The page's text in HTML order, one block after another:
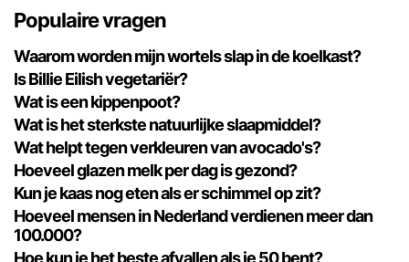
Populaire vragen
Waarom worden mijn wortels slap in de koelkast?
Is Billie Eilish vegetariër?
Wat is een kippenpoot?
Wat is het sterkste natuurlijke slaapmiddel?
Wat helpt tegen verkleuren van avocado's?
Hoeveel glazen melk per dag is gezond?
Kun je kaas nog eten als er schimmel op zit?
Hoeveel mensen in Nederland verdienen meer dan
100.000?
Hoe kun je het beste afvallen als je 50 bent?